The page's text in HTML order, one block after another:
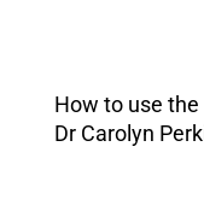
How to use
Dr Carolyn